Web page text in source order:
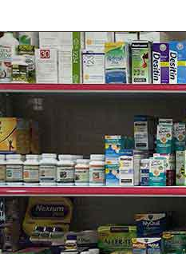
tim xinh xắn) Ly Trắng với
sang màu Orchid và Ly
chuyển sang Violet khi